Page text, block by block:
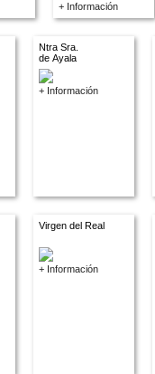
+ Información
Ntra Sra.
de Ayala
+ Información
Virgen del Real
+ Información